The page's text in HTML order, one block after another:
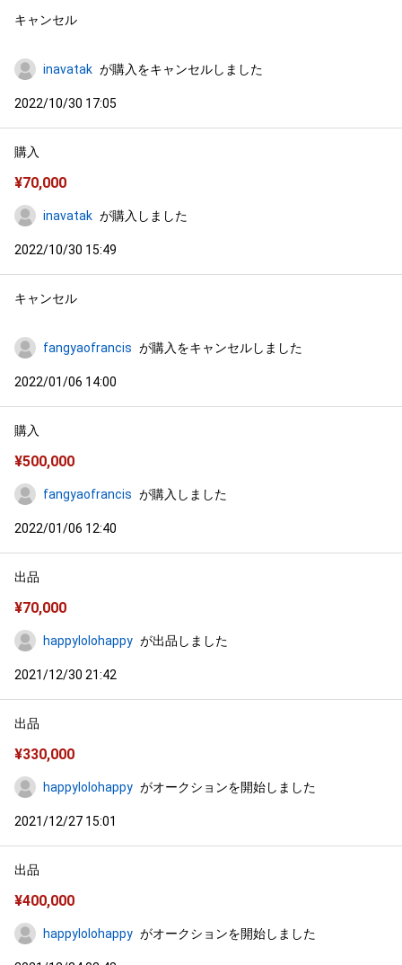
キャンセル
inavatak が購入をキャンセルしました
2022/10/30 17:05
購入
¥70,000
inavatak が購入しました
2022/10/30 15:49
キャンセル
fangyaofrancis が購入をキャンセルしました
2022/01/06 14:00
購入
¥500,000
fangyaofrancis が購入しました
2022/01/06 12:40
出品
¥70,000
happylolohappy が出品しました
2021/12/30 21:42
出品
¥330,000
happylolohappy がオークションを開始しました
2021/12/27 15:01
出品
¥400,000
happylolohappy がオークションを開始しました